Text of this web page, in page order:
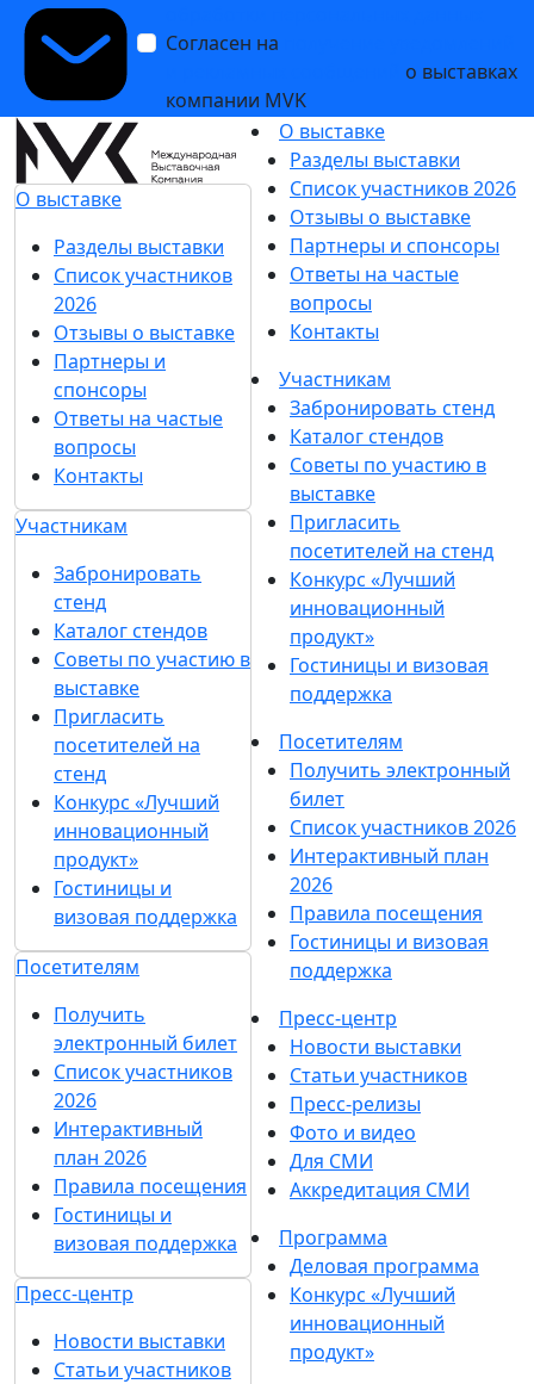
Согласен на
о выставках
компании MVK
О выставке
Разделы выставки
Список участников
2026
Отзывы о выставке
Партнеры и
спонсоры
Ответы на частые
вопросы
Контакты
Участникам
Забронировать
стенд
Каталог стендов
Советы по участию в
выставке
Пригласить
посетителей на
стенд
Конкурс «Лучший
инновационный
продукт»
Гостиницы и
визовая поддержка
Посетителям
Получить
электронный билет
Список участников
2026
Интерактивный
план 2026
Правила посещения
Гостиницы и
визовая поддержка
Пресс-центр
Новости выставки
Статьи участников
О выставке
Разделы выставки
Список участников 2026
Отзывы о выставке
Партнеры и спонсоры
Ответы на частые
вопросы
Контакты
Участникам
Забронировать стенд
Каталог стендов
Советы по участию в
выставке
Пригласить
посетителей на стенд
Конкурс «Лучший
инновационный
продукт»
Гостиницы и визовая
поддержка
Посетителям
Получить электронный
билет
Список участников 2026
Интерактивный план
2026
Правила посещения
Гостиницы и визовая
поддержка
Пресс-центр
Новости выставки
Статьи участников
Пресс-релизы
Фото и видео
Для СМИ
Аккредитация СМИ
Программа
Деловая программа
Конкурс «Лучший
инновационный
продукт»